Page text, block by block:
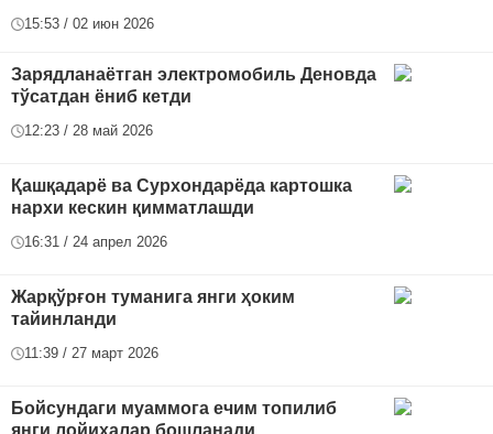
15:53 / 02 июн 2026
Зарядланаётган электромобиль Деновда
тўсатдан ёниб кетди
12:23 / 28 май 2026
Қашқадарё ва Сурхондарёда картошка
нархи кескин қимматлашди
16:31 / 24 апрел 2026
Жарқўрғон туманига янги ҳоким
тайинланди
11:39 / 27 март 2026
Бойсундаги муаммога ечим топилиб
янги лойиҳалар бошланади